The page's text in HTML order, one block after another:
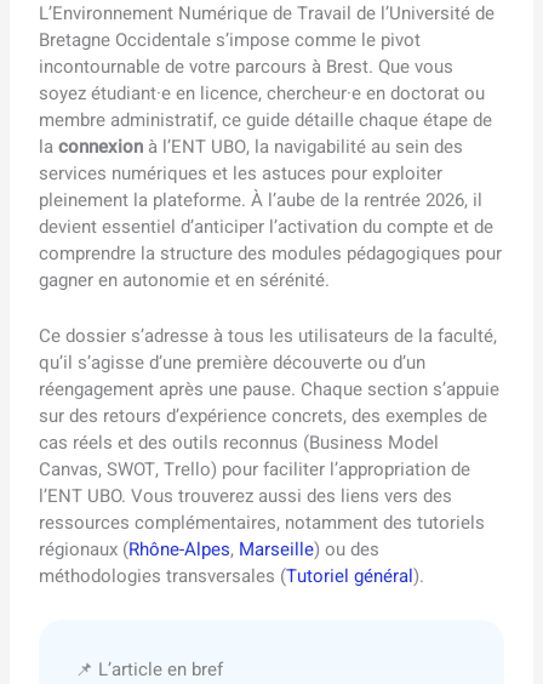
L’Environnement Numérique de Travail de l’Université de
Bretagne Occidentale s’impose comme le pivot
incontournable de votre parcours à Brest. Que vous
soyez étudiant·e en licence, chercheur·e en doctorat ou
membre administratif, ce guide détaille chaque étape de
laconnexion à l’ENT UBO, la navigabilité au sein des
services numériques et les astuces pour exploiter
pleinement la plateforme. À l’aube de la rentrée 2026, il
devient essentiel d’anticiper l’activation du compte et de
comprendre la structure des modules pédagogiques pour
gagner en autonomie et en sérénité.
Ce dossier s’adresse à tous les utilisateurs de la faculté,
qu’il s’agisse d’une première découverte ou d’un
réengagement après une pause. Chaque section s’appuie
sur des retours d’expérience concrets, des exemples de
cas réels et des outils reconnus (Business Model
Canvas, SWOT, Trello) pour faciliter l’appropriation de
l’ENT UBO. Vous trouverez aussi des liens vers des
ressources complémentaires, notamment des tutoriels
régionaux (Rhône-Alpes, Marseille) ou des
méthodologies transversales (Tutoriel général).
📌 L’article en bref